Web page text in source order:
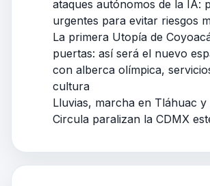
ataques autónomos de la IA:
urgentes para evitar riesgos
La primera Utopía de
puertas: así será el nuevo
con alberca olímpica,
cultura
Lluvias, marcha en Tláhuac
Circula paralizan la CDMX